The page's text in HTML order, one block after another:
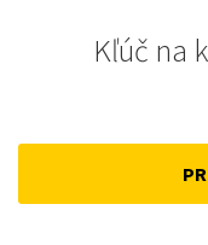
Kľúč na